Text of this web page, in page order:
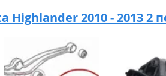
Highlander 2010 - 2013 2